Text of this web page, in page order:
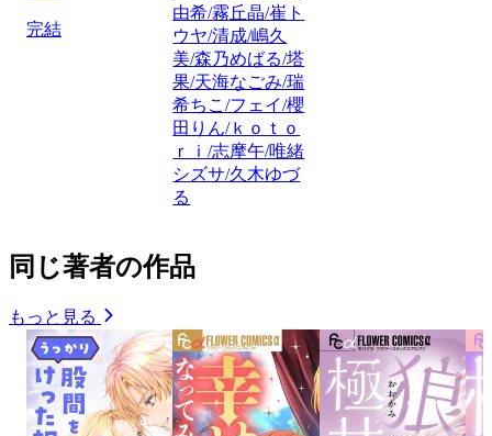
完結
由希/霧丘晶/崔ト
ウヤ/清成/嶋久
美/森乃めばる/塔
果/天海なごみ/瑞
希ちこ/フェイ/櫻
田りん/ｋｏｔｏ
ｒｉ/志摩午/唯緒
シズサ/久木ゆづ
る
同じ著者の作品
もっと見る